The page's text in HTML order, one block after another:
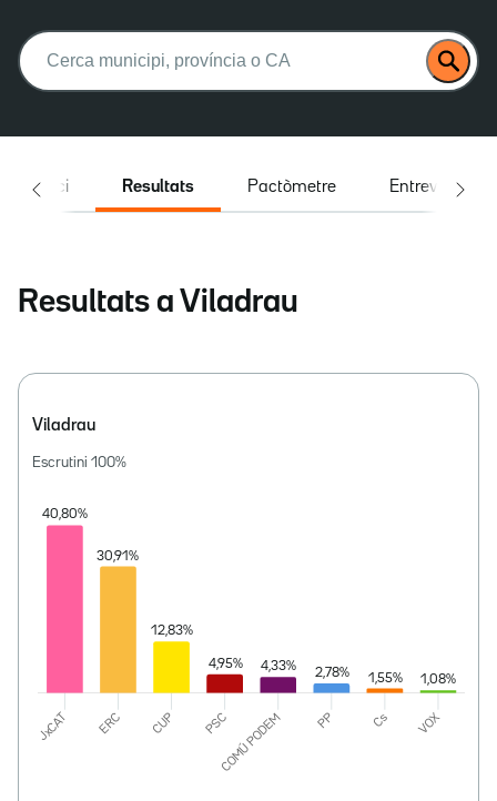
Buscar:
Inici Resultats Pactòmetre Entrevistes
Resultats a Viladrau
Viladrau
Escrutini 100%